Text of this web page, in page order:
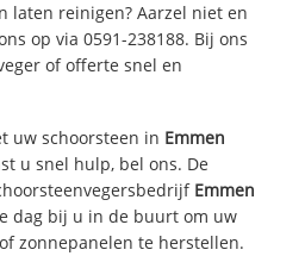
laten reinigen? Aarzel niet en
op via 0591-238188. Bij ons
of offerte snel en
uw schoorsteen in Emmen
u snel hulp, bel ons. De
Emmen
dag bij u in de buurt om uw
zonnepanelen te herstellen.